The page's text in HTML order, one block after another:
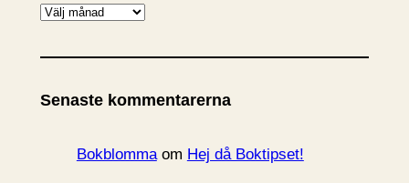
A
k
v
Senaste kommentarerna
Bokblommaom Hej då Boktipset!